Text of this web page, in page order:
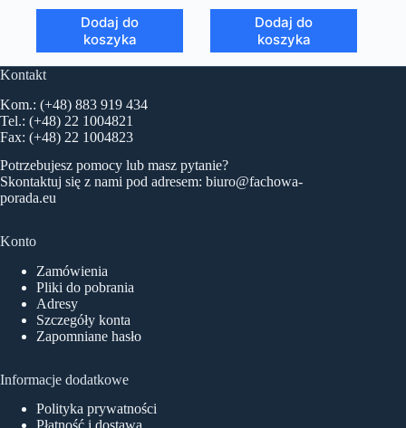
Dodaj do
koszyka
Dodaj do
koszyka
Kontakt
Kom.: (+48) 883 919 434
Tel.: (+48) 22 1004821
Fax: (+48) 22 1004823
Potrzebujesz pomocy lub masz pytanie?
Skontaktuj się z nami pod adresem: biuro@fachowa-
porada.eu
Konto
Zamówienia
Pliki do pobrania
Adresy
Szczegóły konta
Zapomniane hasło
Informacje dodatkowe
Polityka prywatności